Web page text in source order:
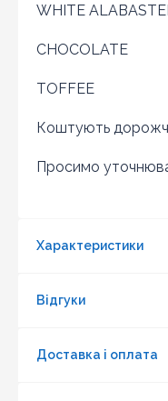
WHITE
CHOCOLATE
TOFFEE
Коштують
Просимо
Характеристики
Відгуки
Доставка і оплата